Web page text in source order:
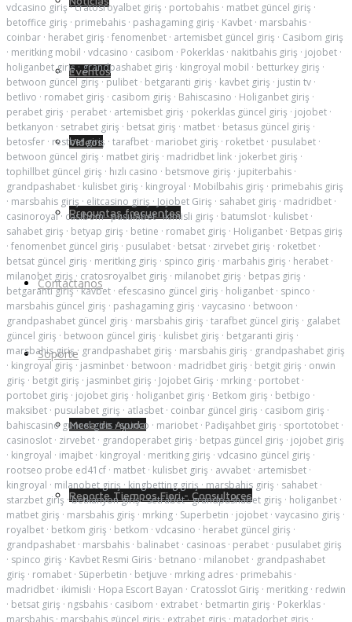
Eventos
Videos
Preguntas frecuentes
Contáctanos
Soporte
Mesa de Ayuda
Reporte Tiempos Fiori - Consultores
vdcasino giriş·cratosroyalbet giriş · portobahis · matbet güncel giriş ·
betoffice giriş · primebahis · pashagaming giriş · Kavbet · marsbahis ·
coinbar · herabet giriş · fenomenbet · artemisbet güncel giriş · Casibom giriş
· meritking mobil · vdcasino · casibom · Pokerklas · nakitbahis giriş · jojobet ·
holiganbet giriş·grandpashabet giriş · kingroyal mobil · betturkey giriş ·
betwoon güncel giriş·pulibet · betgaranti giriş · kavbet giriş · justin tv ·
betlivo · romabet giriş · casibom giriş · Bahiscasino · Holiganbet giriş ·
perabet giriş · perabet · artemisbet giriş · pokerklas güncel giriş · jojobet ·
betkanyon · setrabet giriş · betsat giriş · matbet · betasus güncel giriş ·
betosfer · restbet giriş · tarafbet · mariobet giriş · roketbet · pusulabet ·
betwoon güncel giriş · matbet giriş · madridbet link · jokerbet giriş ·
tophillbet güncel giriş · hızlı casino · betsmove giriş · jupiterbahis ·
grandpashabet · kulisbet giriş · kingroyal · Mobilbahis giriş · primebahis giriş
· marsbahis giriş · elitcasino giriş · Jojobet Giriş · sahabet giriş · madridbet ·
casinoroyal· casibom·pusulabet·ikimisli giriş · batumslot · kulisbet ·
sahabet giriş · betyap giriş · betine · romabet giriş · Holiganbet · Betpas giriş
· fenomenbet güncel giriş · pusulabet · betsat · zirvebet giriş · roketbet ·
betsat güncel giriş · meritking giriş · spinco giriş · marbahis giriş · herabet ·
milanobet giriş · cratosroyalbet giriş · milanobet giriş · betpas giriş ·
betgaranti giriş·kavbet · efescasino güncel giriş · holiganbet · spinco ·
marsbahis güncel giriş · pashagaming giriş · vaycasino · betwoon ·
grandpashabet güncel giriş · marsbahis giriş · tarafbet güncel giriş · galabet
güncel giriş · betwoon güncel giriş · kulisbet giriş · betgaranti giriş ·
marsbahis giriş· grandpashabet giriş · marsbahis giriş · grandpashabet giriş
· kingroyal giriş · jasminbet · betwoon · madridbet giriş · betgit giriş · onwin
giriş · betgit giriş · jasminbet giriş · Jojobet Giriş · mrking · portobet ·
portobet giriş · jojobet giriş · holiganbet giriş · Betkom giriş · betbigo ·
maksibet · pusulabet giriş · atlasbet · coinbar güncel giriş · casibom giriş ·
bahiscasino guncel giris·spinco · mariobet · Padişahbet giriş · sportotobet ·
casinoslot · zirvebet · grandoperabet giriş · betpas güncel giriş · jojobet giriş
· kingroyal · imajbet · kingroyal · meritking giriş · vdcasino güncel giriş ·
rootseo probe ed41cf · matbet · kulisbet giriş · avvabet · artemisbet ·
kingroyal · milanobet giriş · kingbetting giriş · marsbahis giriş · sahabet ·
starzbet giriş ·betkanyon giriş·setrabet·grandpashabet giriş · holiganbet ·
matbet giriş · marsbahis giriş · mrking · Superbetin · jojobet · vaycasino giriş ·
royalbet · betkom giriş · betkom · vdcasino · herabet güncel giriş ·
grandpashabet · marsbahis · balinabet · casinoas · perabet · pusulabet giriş
· spinco giriş · Kavbet Resmi Giris · betnano · milanobet · grandpashabet
giriş · romabet · Süperbetin · betjuve · mrking adres · primebahis ·
madridbet · ikimisli · Hopa Escort Bayan · Cratosslot Giriş · meritking · redwin
· betsat giriş · ngsbahis · casibom · extrabet · betmartin giriş · Pokerklas ·